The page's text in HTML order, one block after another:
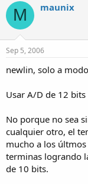
M maunix
Sep 5, 2006
newlin, solo a
Usar A/D de 12
No porque no sea
cualquier otro, el
mucho a los
terminas logrando
de 10 bits.